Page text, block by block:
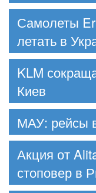
Самолеты
летать в
KLM
Киев
МАУ: рейсы
Акция от
стоповер в